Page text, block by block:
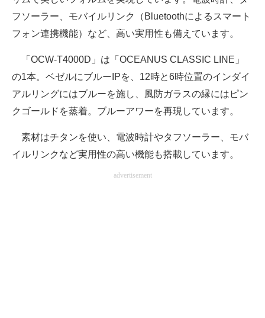
フソーラー、モバイルリンク（Bluetoothによるスマート
フォン連携機能）など、高い実用性も備えています。
「OCW-T4000D」は「OCEANUS CLASSIC LINE」
の1本。ベゼルにブルーIPを、12時と6時位置のインダイ
アルリングにはブルーを施し、風防ガラスの縁にはピン
クゴールドを蒸着。ブルーアワーを再現しています。
素材はチタンを使い、電波時計やタフソーラー、モバ
イルリンクなど実用性の高い機能も搭載しています。
advertisement